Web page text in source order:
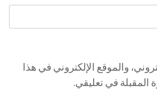
والموقع الإلكتروني في هذا
المقبلة في تعليقي.